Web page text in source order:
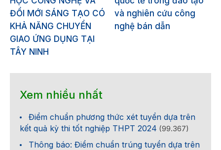
ĐỔI MỚI SÁNG TẠO CÓ
KHẢ NĂNG CHUYỂN
GIAO ỨNG DỤNG TẠI
TÂY NINH
và nghiên cứu công
nghệ bán dẫn
Xem nhiều nhất
Điểm chuẩn phương thức xét tuyển dựa trên
kết quả kỳ thi tốt nghiệp THPT 2024 (99.367)
Thông báo: Điểm chuẩn trúng tuyển dựa trên